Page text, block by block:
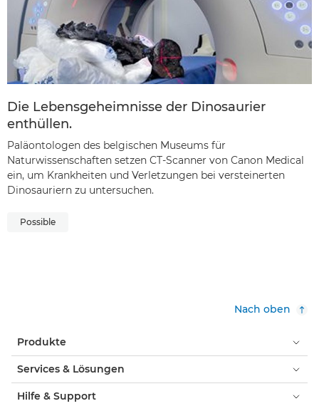
Die Lebensgeheimnisse der Dinosaurier
enthüllen.
Paläontologen des belgischen Museums für
Naturwissenschaften setzen CT-Scanner von Canon Medical
ein, um Krankheiten und Verletzungen bei versteinerten
Dinosauriern zu untersuchen.
Possible
Nach oben
Produkte
Services & Lösungen
Hilfe & Support